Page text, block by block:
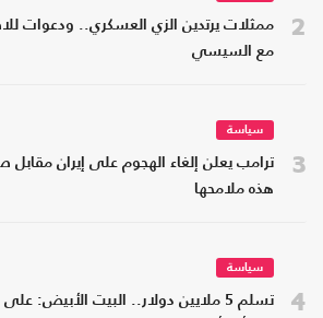
2
ممثلات يرتدين الزي العسكري.. ودعوات
مع السيسي
3
سياسة
ترامب يعلن إلغاء الهجوم على إيران
هذه ملامحها
4
سياسة
تسلم 5 ملايين دولار.. البيت الأبيض: